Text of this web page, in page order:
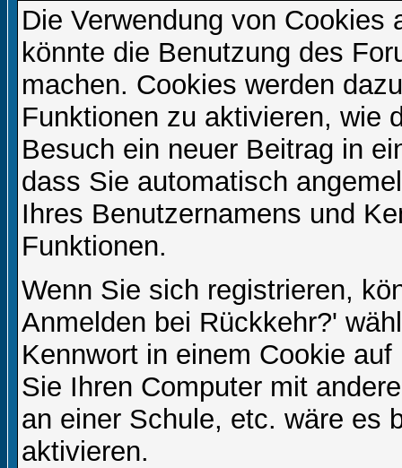
Die Verwendung von
könnte die Benutzung des
machen. Cookies werden
Funktionen zu aktivieren, wie
Besuch ein neuer Beitrag in
dass Sie automatisch
Ihres Benutzernamens und
Funktionen.
Wenn Sie sich registrieren,
Anmelden bei Rückkehr?'
Kennwort in einem Cookie
Sie Ihren Computer mit
an einer Schule, etc. wäre es
aktivieren.